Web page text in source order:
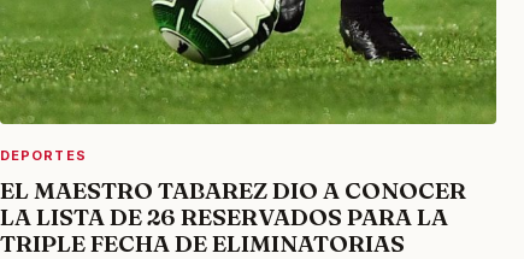
DEPORTES
EL MAESTRO TABAREZ DIO A CONOCER
LA LISTA DE 26 RESERVADOS PARA LA
TRIPLE FECHA DE ELIMINATORIAS